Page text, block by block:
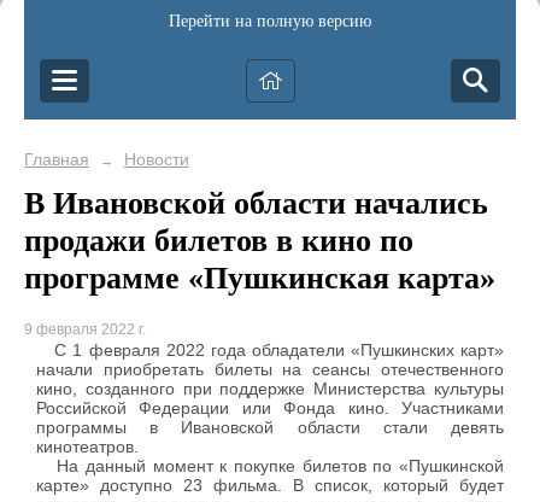
Перейти на полную версию
Главная → Новости
В Ивановской области начались
продажи билетов в кино по
программе «Пушкинская карта»
9 февраля 2022 г.
С 1 февраля 2022 года обладатели «Пушкинских карт»
начали приобретать билеты на сеансы отечественного
кино, созданного при поддержке Министерства культуры
Российской Федерации или Фонда кино. Участниками
программы в Ивановской области стали девять
кинотеатров.
На данный момент к покупке билетов по «Пушкинской
карте» доступно 23 фильма. В список, который будет